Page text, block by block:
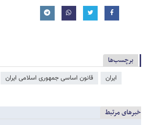
برچسب‌ها
ایران قانون اساسی جمهوری اسلامی ایران
خبرهای مرتبط